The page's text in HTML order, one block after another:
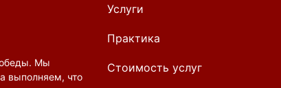
Мы
выполняем, что
Услуги
Практика
Стоимость услуг